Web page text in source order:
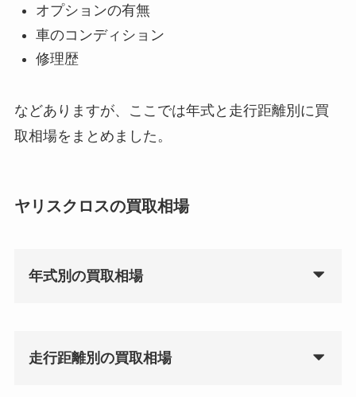
オプションの有無
車のコンディション
修理歴
などありますが、ここでは年式と走行距離別に買
取相場をまとめました。
ヤリスクロスの買取相場
年式別の買取相場
走行距離別の買取相場